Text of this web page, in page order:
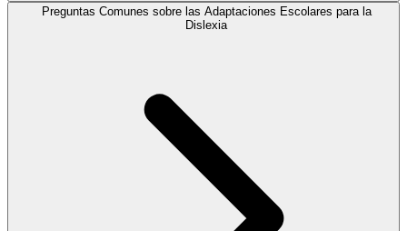
Preguntas Comunes sobre las Adaptaciones Escolares para la
Dislexia